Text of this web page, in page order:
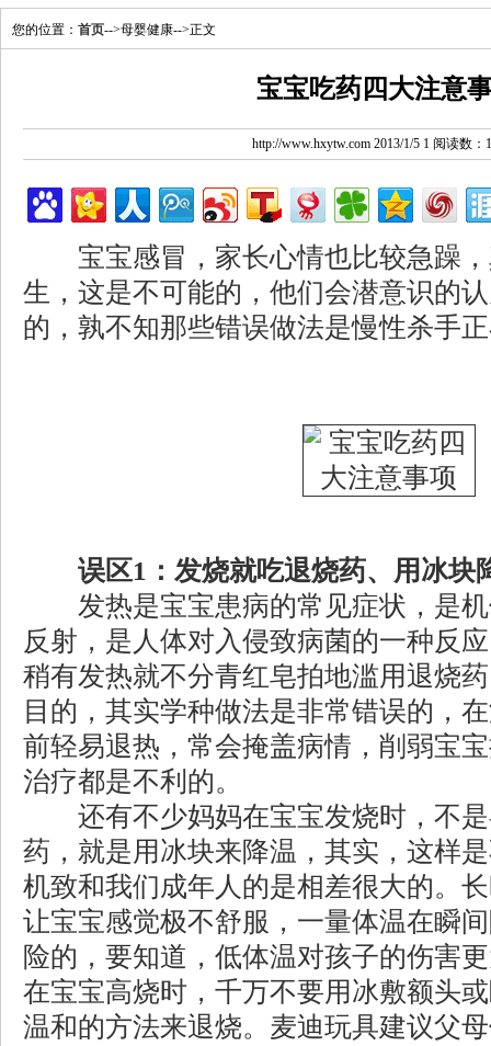
您的位置： 首页-->母婴健康-->正文
宝宝吃药四大注意
http://www.hxytw.com 2013/1/5 1 阅读数：
宝宝感冒，家长心情也比较急躁，
生，这是不可能的，他们会潜意识的
的，孰不知那些错误做法是慢性杀手
误区1：发烧就吃退烧药、用冰块
发热是宝宝患病的常见症状，是机
反射，是人体对入侵致病菌的一种反
稍有发热就不分青红皂拍地滥用退烧
目的，其实学种做法是非常错误的，
前轻易退热，常会掩盖病情，削弱宝
治疗都是不利的。
还有不少妈妈在宝宝发烧时，不是
药，就是用冰块来降温，其实，这样
机致和我们成年人的是相差很大的。
让宝宝感觉极不舒服，一量体温在瞬
险的，要知道，低体温对孩子的伤害
在宝宝高烧时，千万不要用冰敷额头
温和的方法来退烧。麦迪玩具建议父